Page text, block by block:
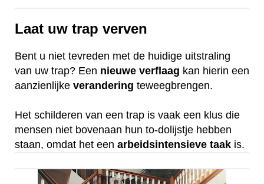
Laat uw trap verven
Bent u niet tevreden met de huidige uitstraling
van uw trap? Een nieuwe verflaag kan hierin een
aanzienlijke verandering teweegbrengen.
Het schilderen van een trap is vaak een klus die
mensen niet bovenaan hun to-dolijstje hebben
staan, omdat het een arbeidsintensieve taak is.